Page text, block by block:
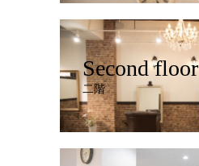
Second floor
二階